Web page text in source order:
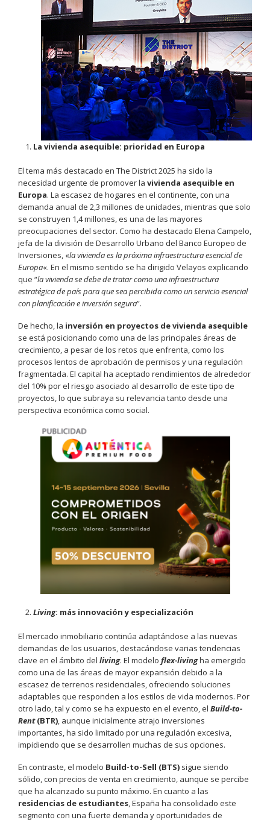
La vivienda asequible: prioridad en Europa
El tema más destacado en The District 2025 ha sido la
necesidad urgente de promover la vivienda asequible en
Europa. La escasez de hogares en el continente, con una
demanda anual de 2,3 millones de unidades, mientras que solo
se construyen 1,4 millones, es una de las mayores
preocupaciones del sector. Como ha destacado Elena Campelo,
jefa de la división de Desarrollo Urbano del Banco Europeo de
Inversiones, «la vivienda es la próxima infraestructura esencial de
Europa«. En el mismo sentido se ha dirigido Velayos explicando
que “la vivienda se debe de tratar como una infraestructura
estratégica de país para que sea percibida como un servicio esencial
con planificación e inversión segura”.
De hecho, la inversión en proyectos de vivienda asequible
se está posicionando como una de las principales áreas de
crecimiento, a pesar de los retos que enfrenta, como los
procesos lentos de aprobación de permisos y una regulación
fragmentada. El capital ha aceptado rendimientos de alrededor
del 10% por el riesgo asociado al desarrollo de este tipo de
proyectos, lo que subraya su relevancia tanto desde una
perspectiva económica como social.
Living: más innovación y especialización
El mercado inmobiliario continúa adaptándose a las nuevas
demandas de los usuarios, destacándose varias tendencias
clave en el ámbito del living. El modelo flex-livingha emergido
como una de las áreas de mayor expansión debido a la
escasez de terrenos residenciales, ofreciendo soluciones
adaptables que responden a los estilos de vida modernos. Por
otro lado, tal y como se ha expuesto en el evento, el Build-to-
Rent(BTR), aunque inicialmente atrajo inversiones
importantes, ha sido limitado por una regulación excesiva,
impidiendo que se desarrollen muchas de sus opciones.
En contraste, el modelo Build-to-Sell (BTS) sigue siendo
sólido, con precios de venta en crecimiento, aunque se percibe
que ha alcanzado su punto máximo. En cuanto a las
residencias de estudiantes, España ha consolidado este
segmento con una fuerte demanda y oportunidades de